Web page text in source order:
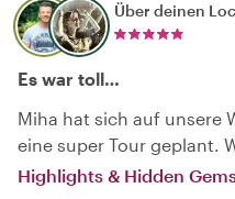
Über deinen
Es war toll…
Miha hat sich auf unsere
eine super Tour geplant.
Highlights & Hidden